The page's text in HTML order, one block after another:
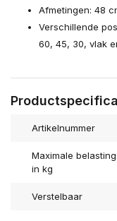
Afmetingen: 48
Verschillende
60, 45, 30, vlak
Artikelnummer
Maximale belasting
in kg
Verstelbaar